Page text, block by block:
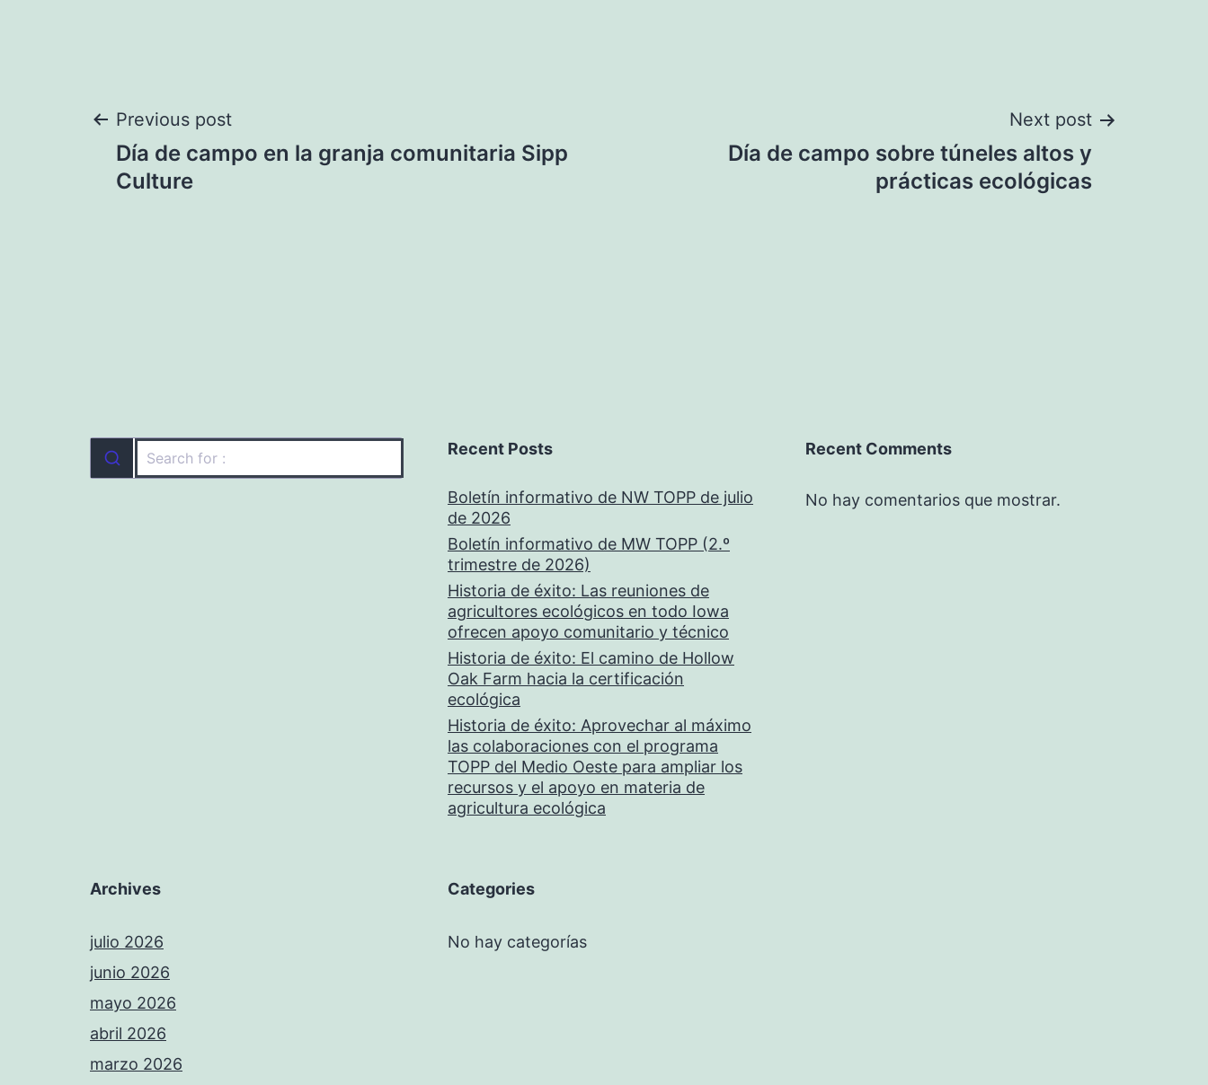
Navegación
de
Previous post
Día de campo en la granja comunitaria Sipp
Culture
Next post
Día de campo sobre túneles altos y
prácticas ecológicas
Recent Posts
Boletín informativo de NW TOPP de julio
de 2026
Boletín informativo de MW TOPP (2.º
trimestre de 2026)
Historia de éxito: Las reuniones de
agricultores ecológicos en todo Iowa
ofrecen apoyo comunitario y técnico
Historia de éxito: El camino de Hollow
Oak Farm hacia la certificación
ecológica
Historia de éxito: Aprovechar al máximo
las colaboraciones con el programa
TOPP del Medio Oeste para ampliar los
recursos y el apoyo en materia de
agricultura ecológica
Recent Comments
No hay comentarios que mostrar.
Archives
julio 2026
junio 2026
mayo 2026
abril 2026
marzo 2026
Categories
No hay categorías